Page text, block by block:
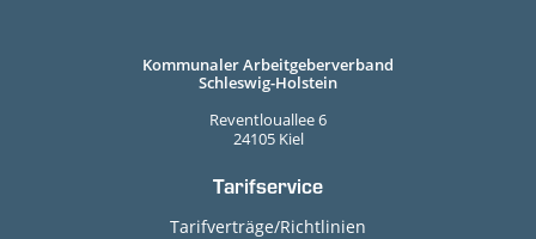
Kommunaler Arbeitgeberverband
Schleswig-Holstein
Reventlouallee 6
24105 Kiel
Tarifservice
Tarifverträge/Richtlinien